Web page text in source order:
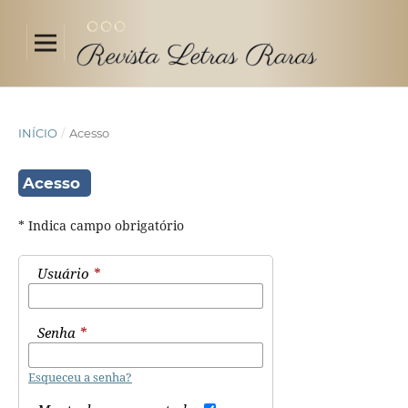
INÍCIO / Acesso
Acesso
* Indica campo obrigatório
Usuário *
Senha *
Esqueceu a senha?